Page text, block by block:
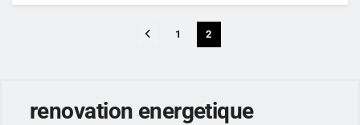
1 2
renovation energetique